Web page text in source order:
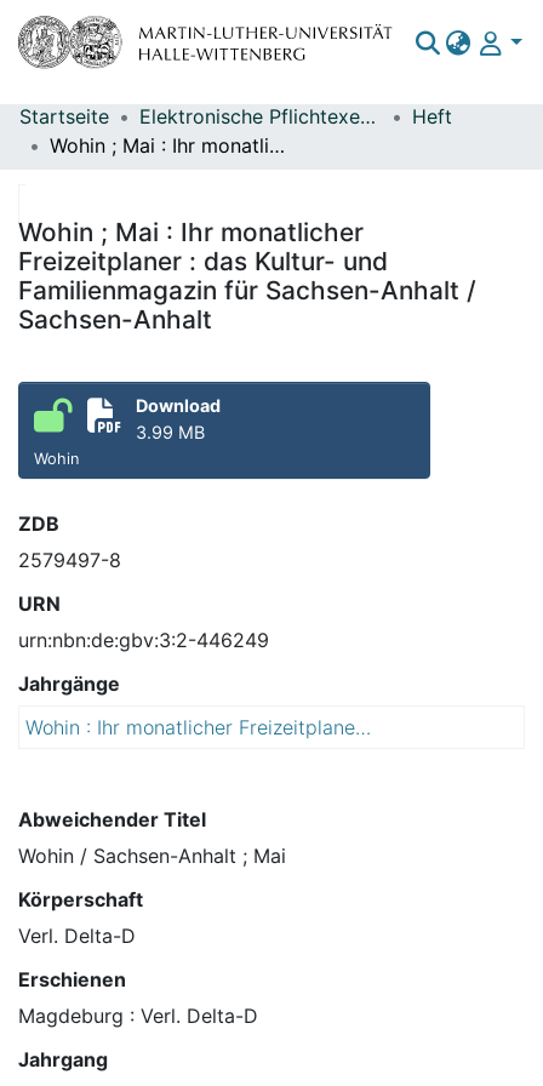
Bereiche & Sammlungen
Statistiken
Startseite Elektronische Pflichtexemplare
Heft
Wohin ; Mai : Ihr monatlicher Freizeitplaner : das Kultur- und Familienmagazin für Sachsen-Anhalt / Sachsen-Anhalt
Wohin ; Mai : Ihr monatlicher
Freizeitplaner : das Kultur- und
Familienmagazin für Sachsen-Anhalt /
Sachsen-Anhalt
Download
3.99 MB
Wohin
ZDB
2579497-8
URN
urn:nbn:de:gbv:3:2-446249
Jahrgänge
Wohin : Ihr monatlicher Freizeitplaner : das Kultur- und Familienmagazin für Sachsen-Anhalt / Sachsen-Anhalt
Abweichender Titel
Wohin / Sachsen-Anhalt ; Mai
Körperschaft
Verl. Delta-D
Erschienen
Magdeburg : Verl. Delta-D
Jahrgang